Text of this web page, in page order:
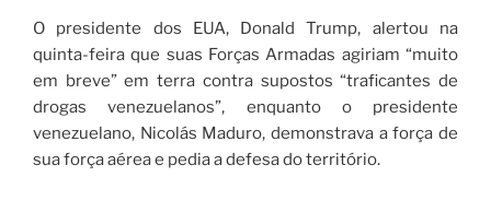
O presidente dos EUA, Donald Trump, alertou na
quinta-feira que suas Forças Armadas agiriam “muito
em breve” em terra contra supostos “traficantes de
drogas venezuelanos”, enquanto o presidente
venezuelano, Nicolás Maduro, demonstrava a força de
sua força aérea e pedia a defesa do território.